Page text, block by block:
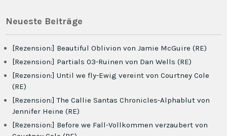
Neueste Beiträge
[Rezension:] Beautiful Oblivion von Jamie McGuire (RE)
[Rezension:] Partials 03-Ruinen von Dan Wells (RE)
[Rezension:] Until we fly-Ewig vereint von Courtney Cole
(RE)
[Rezension:] The Callie Santas Chronicles-Alphablut von
Jennifer Heine (RE)
[Rezension:] Before we Fall-Vollkommen verzaubert von